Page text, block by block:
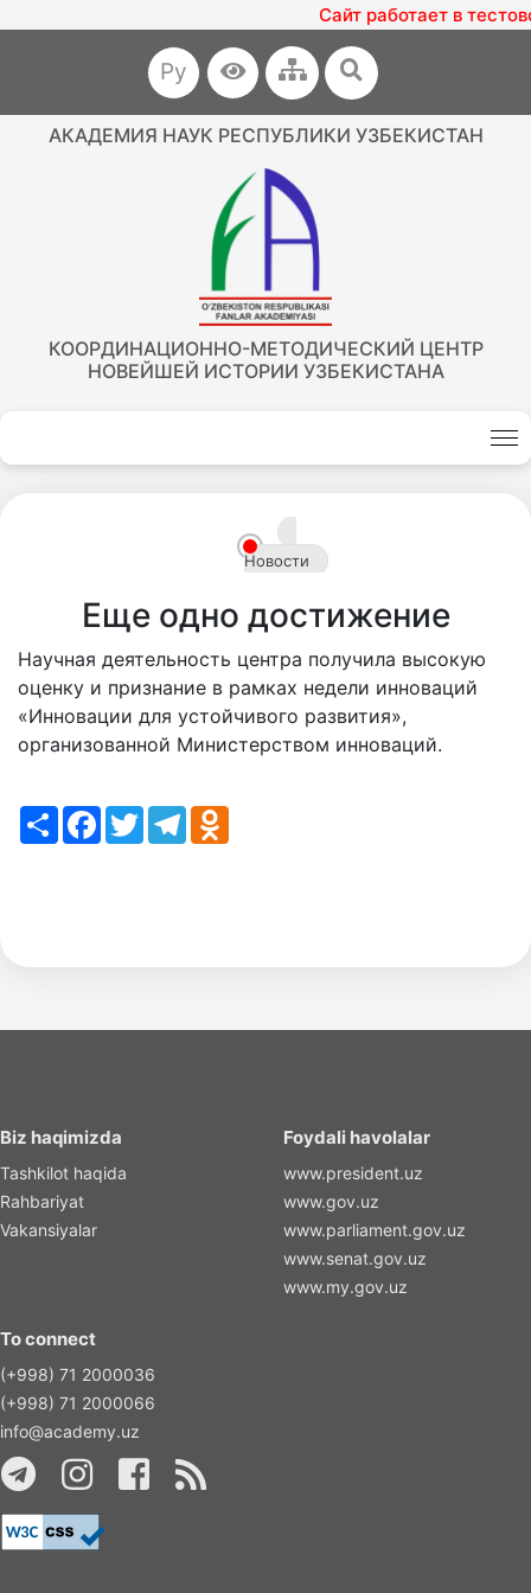
Сайт работает в
Ру
АКАДЕМИЯ НАУК РЕСПУБЛИКИ УЗБЕКИСТАН
КООРДИНАЦИОННО-МЕТОДИЧЕСКИЙ ЦЕНТР
НОВЕЙШЕЙ ИСТОРИИ УЗБЕКИСТАНА
Новости
Еще одно достижение
Научная деятельность центра получила высокую
оценку и признание в рамках недели инноваций
«Инновации для устойчивого развития»,
организованной Министерством инноваций.
ShareFacebook
TwitterTelegram
Biz haqimizda
Tashkilot haqida
Rahbariyat
Vakansiyalar
Foydali havolalar
www.president.uz
www.gov.uz
www.parliament.gov.uz
www.senat.gov.uz
www.my.gov.uz
To connect
(+998) 71 2000036
(+998) 71 2000066
info@academy.uz